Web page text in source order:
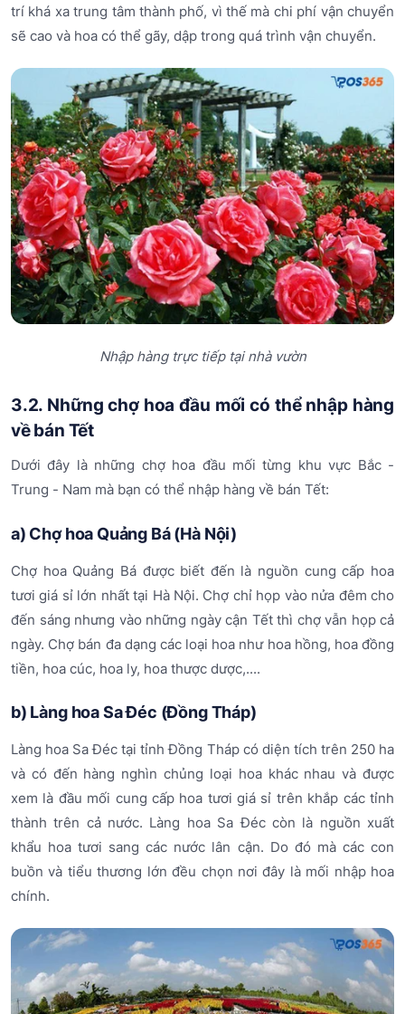
trí khá xa trung tâm thành phố, vì thế mà chi phí vận chuyển
sẽ cao và hoa có thể gãy, dập trong quá trình vận chuyển.
Nhập hàng trực tiếp tại nhà vườn
3.2. Những chợ hoa đầu mối có thể nhập hàng
về bán Tết
Dưới đây là những chợ hoa đầu mối từng khu vực Bắc -
Trung - Nam mà bạn có thể nhập hàng về bán Tết:
a) Chợ hoa Quảng Bá (Hà Nội)
Chợ hoa Quảng Bá được biết đến là nguồn cung cấp hoa
tươi giá sỉ lớn nhất tại Hà Nội. Chợ chỉ họp vào nửa đêm cho
đến sáng nhưng vào những ngày cận Tết thì chợ vẫn họp cả
ngày. Chợ bán đa dạng các loại hoa như hoa hồng, hoa đồng
tiền, hoa cúc, hoa ly, hoa thược dược,....
b) Làng hoa Sa Đéc (Đồng Tháp)
Làng hoa Sa Đéc tại tỉnh Đồng Tháp có diện tích trên 250 ha
và có đến hàng nghìn chủng loại hoa khác nhau và được
xem là đầu mối cung cấp hoa tươi giá sỉ trên khắp các tỉnh
thành trên cả nước. Làng hoa Sa Đéc còn là nguồn xuất
khẩu hoa tươi sang các nước lân cận. Do đó mà các con
buồn và tiểu thương lớn đều chọn nơi đây là mối nhập hoa
chính.